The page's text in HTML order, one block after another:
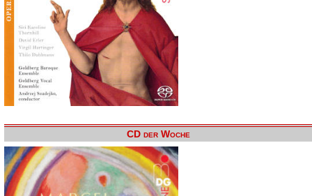
CD der Woche